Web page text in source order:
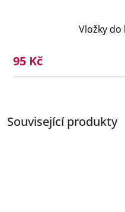
Související produkty
Vložky do
95 Kč